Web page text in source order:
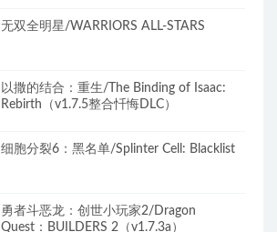
无双全明星/WARRIORS ALL-STARS
以撒的结合：重生/The Binding of Isaac:
Rebirth（v1.7.5整合忏悔DLC）
细胞分裂6：黑名单/Splinter Cell: Blacklist
勇者斗恶龙：创世小玩家2/Dragon
Quest：BUILDERS 2（v1.7.3a）